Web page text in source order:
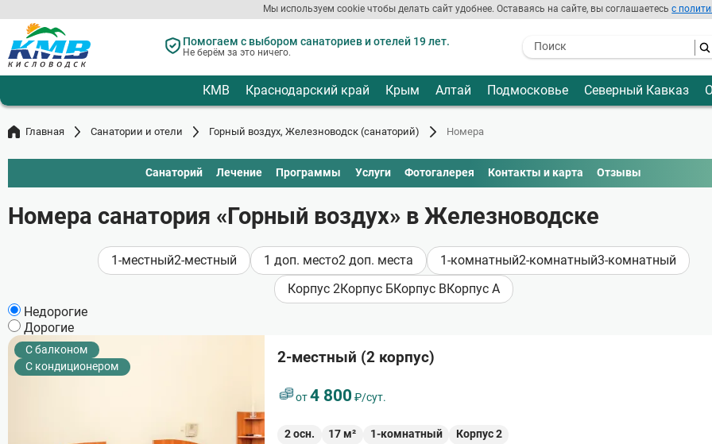
Мы используем cookie чтобы делать сайт удобнее. Оставаясь на сайте, вы соглашаетесьс
Перейти
основному
содержанию
Помогаем с выбором санаториев и отелей 19 лет.
Не берём за это ничего.
- I agree to the processing of my
КМВ Краснодарский край Крым Алтай Подмосковье Северный Кавказ
Главная Санатории и отели Горный воздух, Железноводск (санаторий) Номера
Санаторий Лечение Программы Услуги Фотогалерея Контакты и карта Отзывы
Номера санатория «Горный воздух» в Железноводске
1-местный2-местный 1 доп. место2 доп. места 1-комнатный2-комнатный3-комнатный
Корпус 2Корпус БКорпус ВКорпус А
Недорогие
Дорогие
C балконом
С кондиционером
2-местный (2 корпус)
от4 800 ₽/сут.
2осн. 17 м² 1-комнатный Корпус 2